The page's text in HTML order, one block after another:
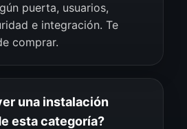
puerta, usuarios,
e integración. Te
comprar.
una instalación
esta categoría?